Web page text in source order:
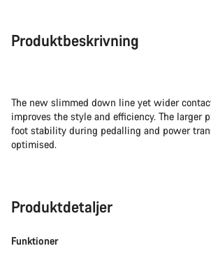
Produktbeskrivning
The new slimmed down line yet wider
improves the style and efficiency. The larger
foot stability during pedalling and power
optimised.
Produktdetaljer
Funktioner